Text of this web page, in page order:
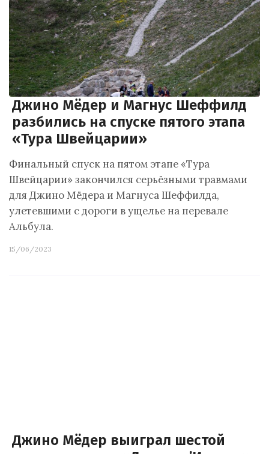
Джино Мёдер и Магнус Шеффилд
разбились на спуске пятого этапа
«Тура Швейцарии»
Финальный спуск на пятом этапе «Тура
Швейцарии» закончился серьёзными травмами
для Джино Мёдера и Магнуса Шеффилда,
улетевшими с дороги в ущелье на перевале
Альбула.
15/06/2023
Джино Мёдер выиграл шестой